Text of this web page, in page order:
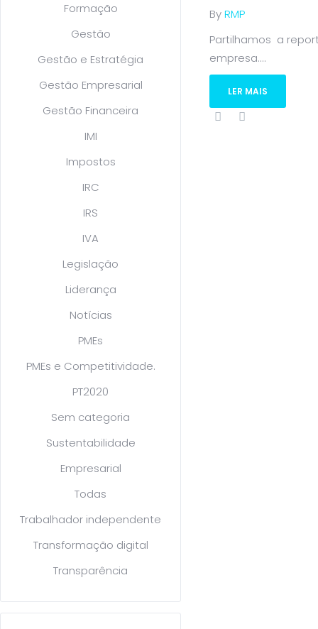
Formação
Gestão
Gestão e Estratégia
Gestão Empresarial
Gestão Financeira
IMI
Impostos
IRC
IRS
IVA
Legislação
Liderança
Notícias
PMEs
PMEs e Competitividade.
PT2020
Sem categoria
Sustentabilidade
Empresarial
Todas
Trabalhador independente
Transformação digital
Transparência
ByRMP
Partilhamos a
empresa....
LER MAIS